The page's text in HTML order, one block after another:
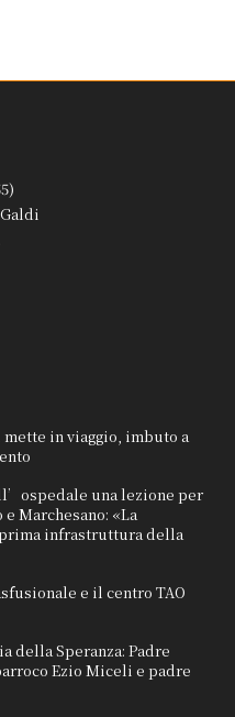
in viaggio, imbuto a
una lezione per
Marchesano: «La
infrastruttura della
e il centro TAO
della Speranza: Padre
Ezio Miceli e padre